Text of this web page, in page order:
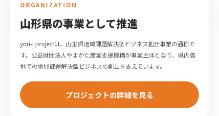
ORGANIZATION
山形県の事業として推進
yori-i projectは、山形県地域課題解決型ビジネス創出事業の通称で
す。公益財団法人やまがた産業支援機構が事業主体となり、県内各
地での地域課題解決型ビジネスの創出を支えています。
プロジェクトの詳細を見る